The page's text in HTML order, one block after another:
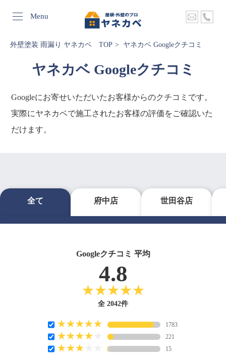
Menu
外壁塗装 雨漏り ヤネカベ TOP ヤネカベ Googleクチコミ
ヤネカベ Googleクチコミ
Googleにお寄せいただいたお客様からのクチコミです。
実際にヤネカベで施工されたお客様の評価をご確認いた
だけます。
全て 府中店 世田谷店
Googleクチコミ 平均
4.8
全 2042件
1783
221
15